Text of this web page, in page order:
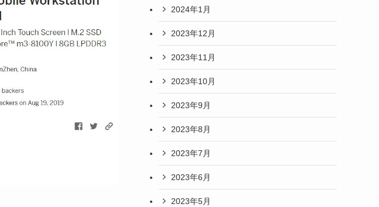
2024年1月
2023年12月
2023年11月
2023年10月
2023年9月
2023年8月
2023年7月
2023年6月
2023年5月